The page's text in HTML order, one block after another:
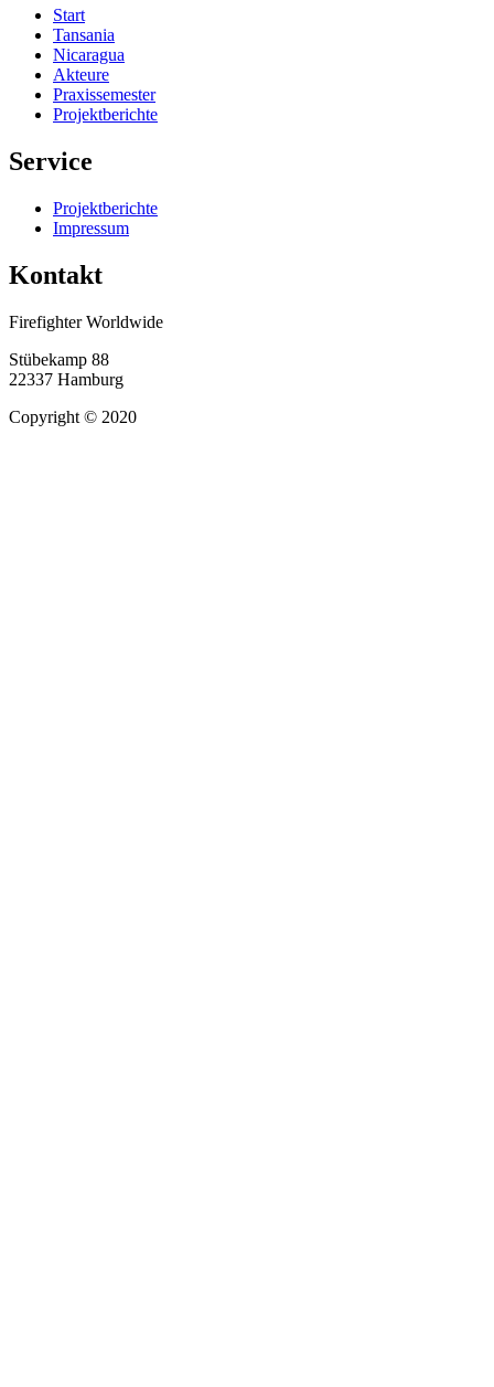
Start
Tansania
Nicaragua
Akteure
Praxissemester
Projektberichte
Service
Projektberichte
Impressum
Kontakt
Firefighter Worldwide
Stübekamp 88
22337 Hamburg
Copyright © 2020